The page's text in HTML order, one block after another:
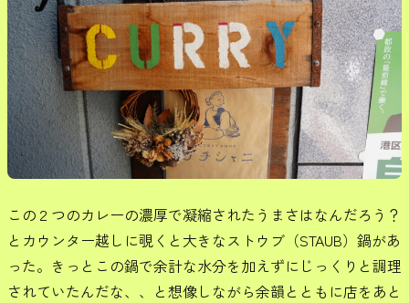
この２つのカレーの濃厚で凝縮されたうまさはなんだろう？
とカウンター越しに覗くと大きなストウブ（STAUB）鍋があ
った。きっとこの鍋で余計な水分を加えずにじっくりと調理
されていたんだな、、と想像しながら余韻とともに店をあと